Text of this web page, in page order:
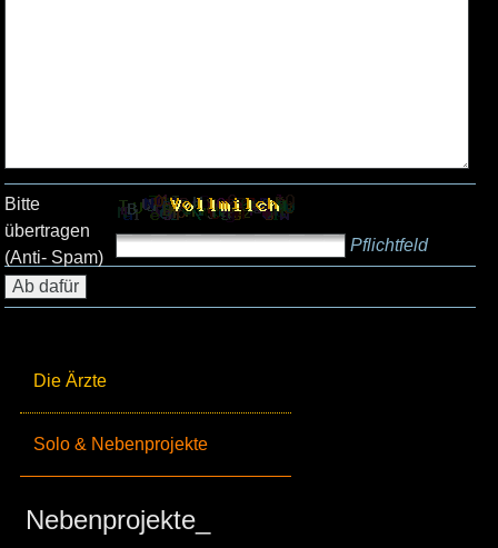
Die Ärzte
Solo & Nebenprojekte
Nebenprojekte_
Bitte
übertragen
(Anti- Spam)
Pflichtfeld